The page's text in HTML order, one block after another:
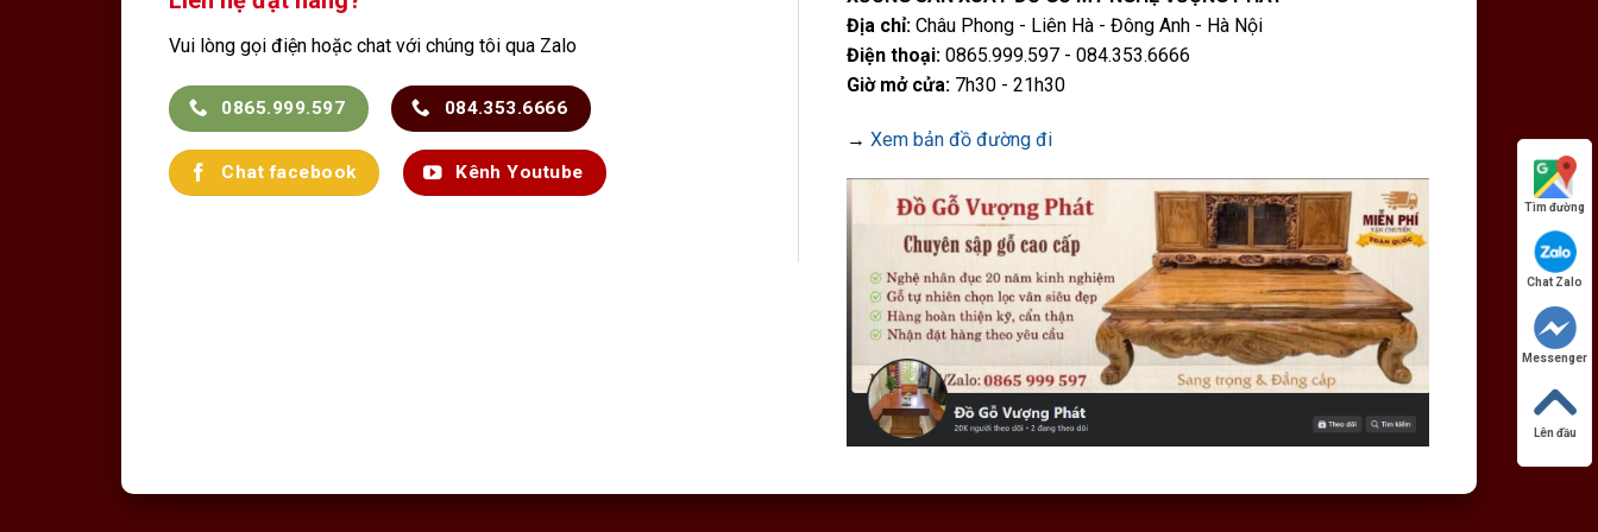
Vui lòng gọi điện hoặc chat với chúng tôi qua Zalo
0865.999.597 084.353.6666
Chat facebook Kênh Youtube
Địa chỉ: Châu Phong - Liên Hà - Đông Anh - Hà Nội
Điện thoại: 0865.999.597 - 084.353.6666
Giờ mở cửa: 7h30 - 21h30
→ Xem bản đồ đường đi
Tìm đường
Chat Zalo
Messenger
Lên đầu